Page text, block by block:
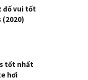
đố vui tốt
(2020)
tốt nhất
hơi